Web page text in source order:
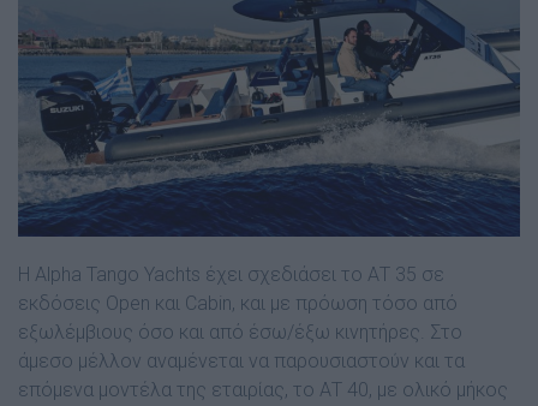
Η Alpha Tango Yachts έχει σχεδιάσει το ΑΤ 35 σε
εκδόσεις Open και Cabin, και με πρόωση τόσο από
εξωλέμβιους όσο και από έσω/έξω κινητήρες. Στο
άμεσο μέλλον αναμένεται να παρουσιαστούν και τα
επόμενα μοντέλα της εταιρίας, το ΑΤ 40, με ολικό μήκος